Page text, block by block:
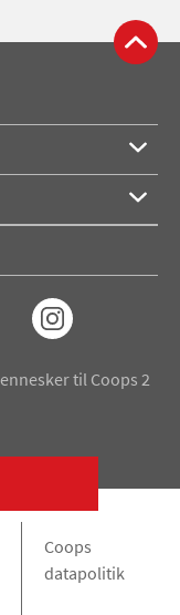
til Coops 2
Coops
datapolitik